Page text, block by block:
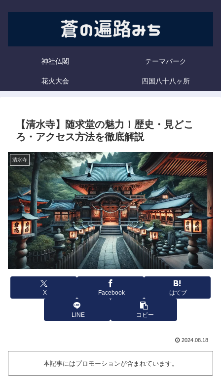
神社仏閣 テーマパーク
花火大会 四国八十八ヶ所
【清水寺】随求堂の魅力！歴史・見どこ
ろ・アクセス方法を徹底解説
清水寺
X Facebook はてブ
LINE コピー
2024.08.18
本記事にはプロモーションが含まれています。